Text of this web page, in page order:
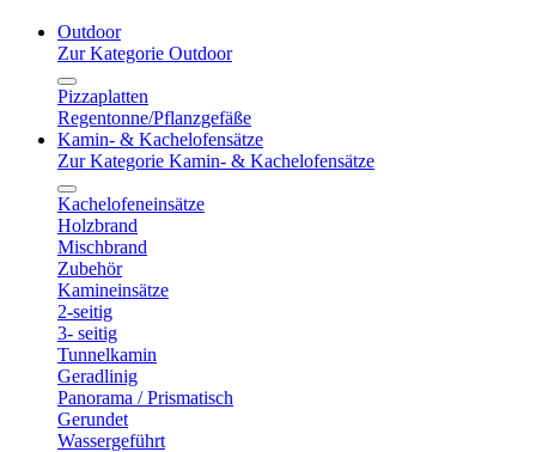
Outdoor
Zur Kategorie Outdoor
Pizzaplatten
Regentonne/Pflanzgefäße
Kamin- & Kachelofensätze
Zur Kategorie Kamin- & Kachelofensätze
Kachelofeneinsätze
Holzbrand
Mischbrand
Zubehör
Kamineinsätze
2-seitig
3- seitig
Tunnelkamin
Geradlinig
Panorama / Prismatisch
Gerundet
Wassergeführt